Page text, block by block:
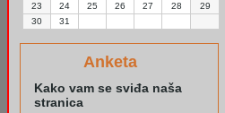
23
24 25 26 27 28
29
30
31
Anketa
Kako vam se sviđa naša
stranica